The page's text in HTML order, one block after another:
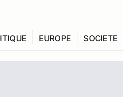
EUROPE SOCIETE